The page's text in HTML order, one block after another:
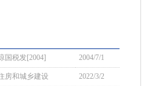
国税发[2004] 2004/7/1
房和城乡建设 2022/3/2